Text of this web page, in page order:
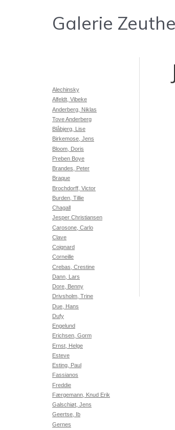
Galerie
Alechinsky
Alfeldt, Vibeke
Anderberg, Niklas
Tove Anderberg
Blåbjerg, Lise
Birkemose, Jens
Bloom, Doris
Preben Boye
Brandes, Peter
Braque
Brochdorff, Victor
Burden, Tillie
Chagall
Jesper Christiansen
Carosone, Carlo
Clave
Coignard
Corneille
Crebas, Crestine
Dann, Lars
Dore, Benny
Drivsholm, Trine
Due, Hans
Dufy
Engelund
Erichsen, Gorm
Ernst, Helge
Esteve
Esting, Paul
Fassianos
Freddie
Færgemann, Knud Erik
Galschiøt, Jens
Geertse, Ib
Gernes